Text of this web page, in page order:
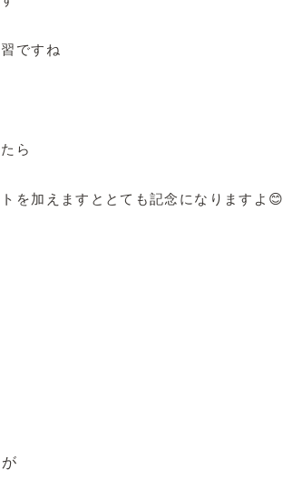
ですね
ら
を加えますととても記念になりますよ😊